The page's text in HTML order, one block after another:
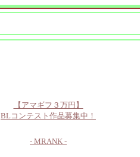
【アマギフ３万円】
BLコンテスト作品募集中！
- MRANK -